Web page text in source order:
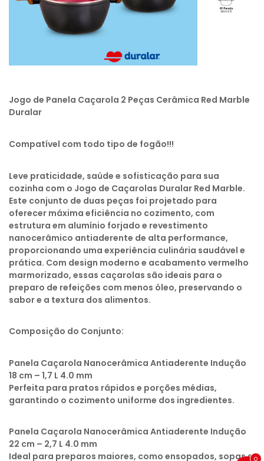
Jogo de Panela Caçarola 2 Peças Cerâmica Red Marble
Duralar
Compatível com todo tipo de fogão!!!
Leve praticidade, saúde e sofisticação para sua
cozinha com o Jogo de Caçarolas Duralar Red Marble.
Este conjunto de duas peças foi projetado para
oferecer máxima eficiência no cozimento, com
estrutura em alumínio forjado e revestimento
nanocerâmico antiaderente de alta performance,
proporcionando uma experiência culinária saudável e
prática. Com design moderno e acabamento vermelho
marmorizado, essas caçarolas são ideais para o
preparo de refeições com menos óleo, preservando o
sabor e a textura dos alimentos.
Composição do Conjunto:
Panela Caçarola Nanocerâmica Antiaderente Indução
18 cm – 1,7 L 4.0 mm
Perfeita para pratos rápidos e porções médias,
garantindo o cozimento uniforme dos ingredientes.
Panela Caçarola Nanocerâmica Antiaderente Indução
22 cm – 2,7 L 4.0 mm
Ideal para preparos maiores, como ensopados, sopas e0